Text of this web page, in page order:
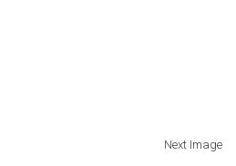
Next Image